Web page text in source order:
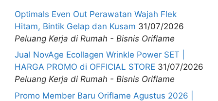
Optimals Even Out Perawatan Wajah Flek
Hitam, Bintik Gelap dan Kusam 31/07/2026
Peluang Kerja di Rumah - Bisnis Oriflame
Jual NovAge Ecollagen Wrinkle Power SET |
HARGA PROMO di OFFICIAL STORE 31/07/2026
Peluang Kerja di Rumah - Bisnis Oriflame
Promo Member Baru Oriflame Agustus 2026 |